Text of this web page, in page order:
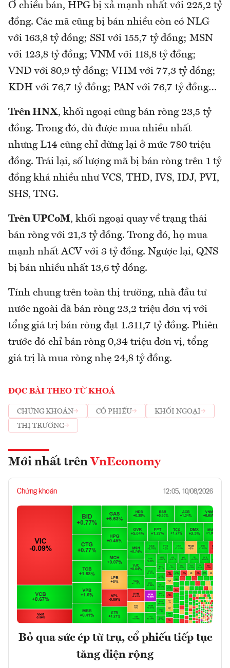
Ở chiều bán, HPG bị xả mạnh nhất với 225,2 tỷ
đồng. Các mã cũng bị bán nhiều còn có NLG
với 163,8 tỷ đồng; SSI với 155,7 tỷ đồng; MSN
với 123,8 tỷ đồng; VNM với 118,8 tỷ đồng;
VND với 80,9 tỷ đồng; VHM với 77,3 tỷ đồng;
KDH với 76,7 tỷ đồng; PAN với 76,7 tỷ đồng…
Trên HNX, khối ngoại cũng bán ròng 23,5 tỷ
đồng. Trong đó, dù được mua nhiều nhất
nhưng L14 cũng chỉ dừng lại ở mức 780 triệu
đồng. Trái lại, số lượng mã bị bán ròng trên 1 tỷ
đồng khá nhiều như VCS, THD, IVS, IDJ, PVI,
SHS, TNG.
Trên UPCoM, khối ngoại quay về trạng thái
bán ròng với 21,3 tỷ đồng. Trong đó, họ mua
mạnh nhất ACV với 3 tỷ đồng. Ngược lại, QNS
bị bán nhiều nhất 13,6 tỷ đồng.
Tính chung trên toàn thị trường, nhà đầu tư
nước ngoài đã bán ròng 23,2 triệu đơn vị với
tổng giá trị bán ròng đạt 1.311,7 tỷ đồng. Phiên
trước đó chỉ bán ròng 0,34 triệu đơn vị, tổng
giá trị là mua ròng nhẹ 24,8 tỷ đồng.
ĐỌC BÀI THEO TỪ KHOÁ
CHỨNG KHOÁN CỔ PHIẾU
KHỐI NGOẠI
THỊ TRƯỜNG
Mới nhất trên VnEconomy
Chứng khoán 12:05, 10/08/2026
Bỏ qua sức ép từ trụ, cổ phiếu tiếp tục
tăng diện rộng